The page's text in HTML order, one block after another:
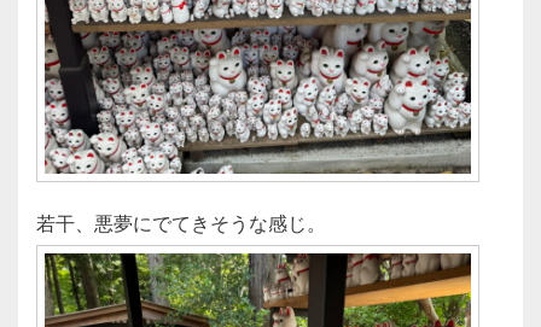
若干、悪夢にでてきそうな感じ。